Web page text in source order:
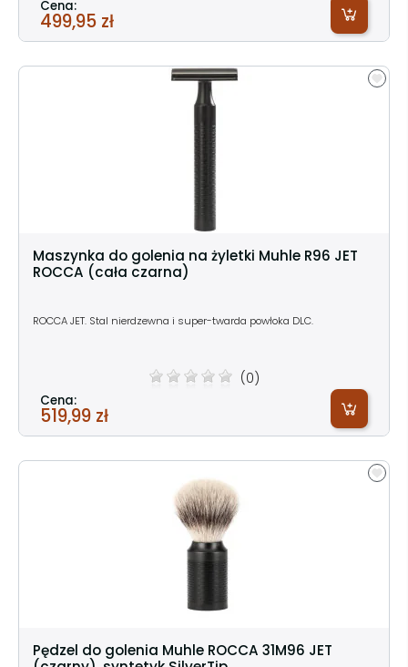
Cena:
499,95 zł
Maszynka do golenia na żyletki Muhle R96 JET
ROCCA (cała czarna)
ROCCA JET. Stal nierdzewna i super-twarda powłoka DLC.
(0)
Cena:
519,99 zł
Pędzel do golenia Muhle ROCCA 31M96 JET